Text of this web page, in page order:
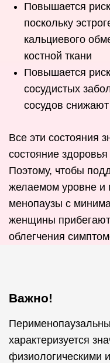
Повышается
поскольку
кальциевого
костной ткани
Повышается
сосудистых
сосудов
Все эти состояния
состояние
Поэтому, чтобы
желаемом уровне и
менопаузы с
женщины
облегчения
Важно!
характеризуется
физиологическими